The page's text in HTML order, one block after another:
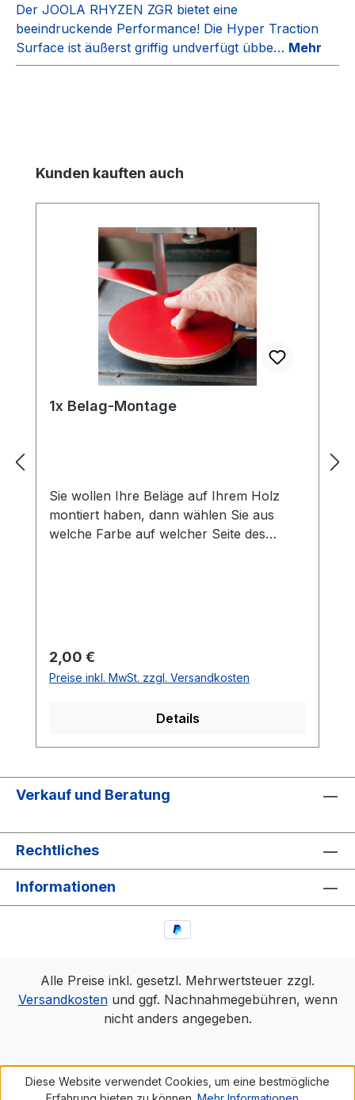
Der JOOLA RHYZEN ZGR bietet eine
beeindruckende Performance! Die Hyper Traction
Surface ist äußerst griffig undverfügt übbe… Mehr
Produktgalerie überspringen
Kunden kauften auch
1x Belag-Montage
Sie wollen Ihre Beläge auf Ihrem Holz
montiert haben, dann wählen Sie aus
welche Farbe auf welcher Seite des
inklusive.Bei den Komplettschläger
müssen Sie KEINE Belag-Montage mit in
Regulärer Preis:
2,00 €
Preise inkl. MwSt. zzgl. Versandkosten
Details
Verkauf und Beratung
Rechtliches
Informationen
Alle Preise inkl. gesetzl. Mehrwertsteuer zzgl.
Versandkostenund ggf. Nachnahmegebühren, wenn
nicht anders angegeben.
Diese Website verwendet Cookies, um eine bestmögliche